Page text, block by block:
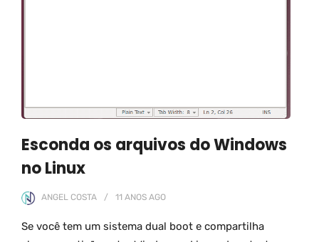
Esconda os arquivos do Windows
no Linux
ANGEL COSTA 11 ANOS AGO
Se você tem um sistema dual boot e compartilha